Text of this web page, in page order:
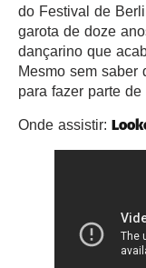
do Festival de
garota de doze
dançarino que
Mesmo sem saber
para fazer parte
Onde assistir: